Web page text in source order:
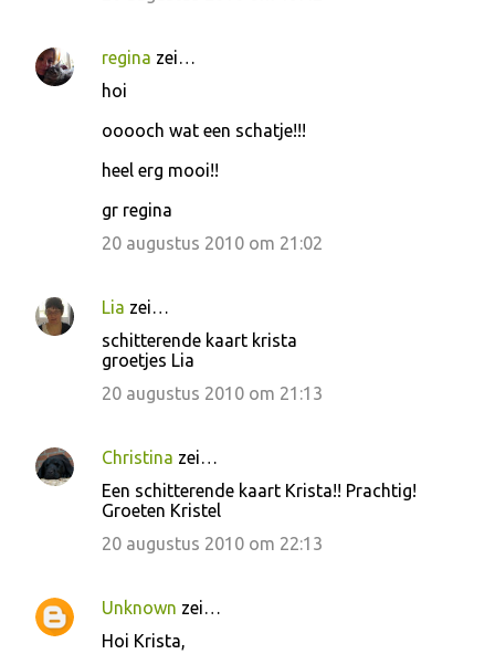
regina zei…
hoi
ooooch wat een schatje!!!
heel erg mooi!!
gr regina
20 augustus 2010 om 21:02
Lia zei…
schitterende kaart krista
groetjes Lia
20 augustus 2010 om 21:13
Christina zei…
Een schitterende kaart Krista!! Prachtig!
Groeten Kristel
20 augustus 2010 om 22:13
Unknown zei…
Hoi Krista,